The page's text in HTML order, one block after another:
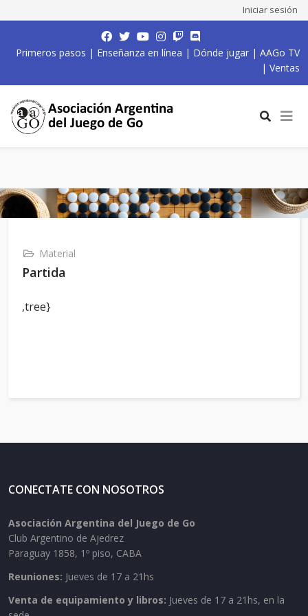
Iniciar sesión
Primeros pasos | Enseñanza en línea | Dónde jugar | AAGo TV
| Ventas
Material
Partida
,tree}
CONECTATE CON NOSOTROS
Asociación Argentina del Juego de Go
Club Argentino de Ajedrez
Paraguay 1858, 1º piso, CABA
Reuniones: Jueves de 17 a 21hs
Venta de equipamiento y libros: Jueves de 17 a 21hs, en la